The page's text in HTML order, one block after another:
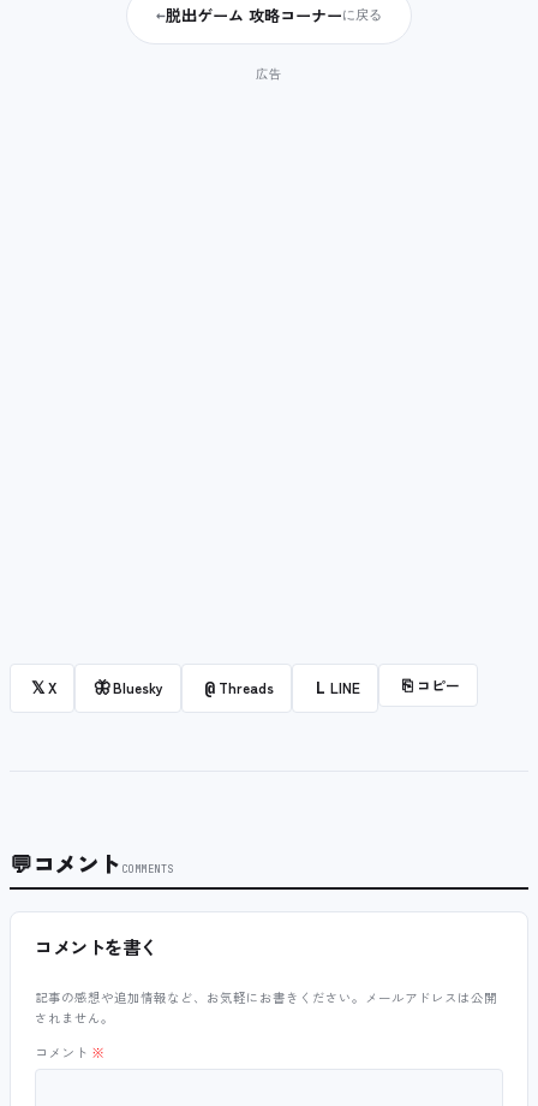
←脱出ゲーム 攻略コーナーに戻る
𝕏X 🦋Bluesky @ Threads L LINE ⎘ コピー
💬コメント COMMENTS
コメントを書く
記事の感想や追加情報など、お気軽にお書きください。メールアドレスは公開
されません。
コメント ※